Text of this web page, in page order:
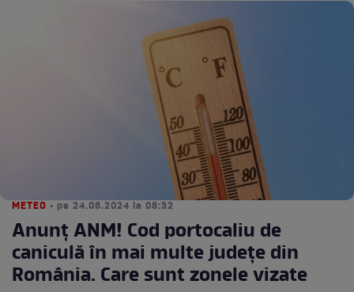
METEO • pe 24.06.2024 la 08:32
Anunț ANM! Cod portocaliu de
caniculă în mai multe judeţe din
România. Care sunt zonele vizate